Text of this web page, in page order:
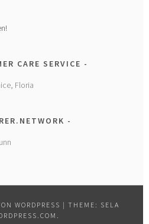
CARE SERVICE
Floria
WORDPRESS | THEME: SELA